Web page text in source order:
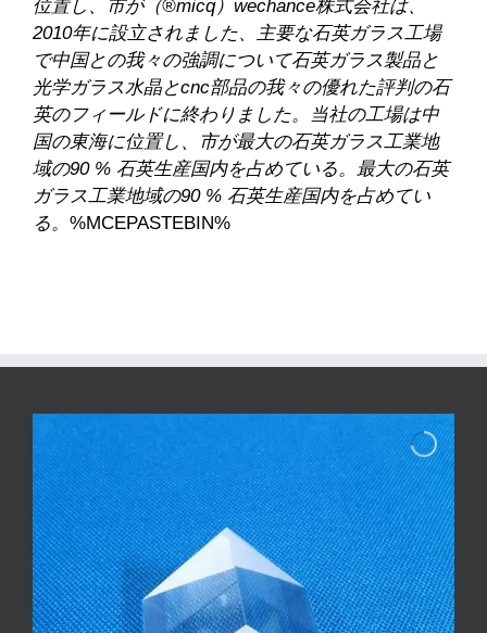
位置し、市が（®micq）wechance株式会社は、
2010年に設立されました、主要な石英ガラス工場
で中国との我々の強調について石英ガラス製品と
光学ガラス水晶とcnc部品の我々の優れた評判の石
英のフィールドに終わりました。当社の工場は中
国の東海に位置し、市が最大の石英ガラス工業地
域の90 % 石英生産国内を占めている。最大の石英
ガラス工業地域の90 % 石英生産国内を占めてい
る。 %MCEPASTEBIN%